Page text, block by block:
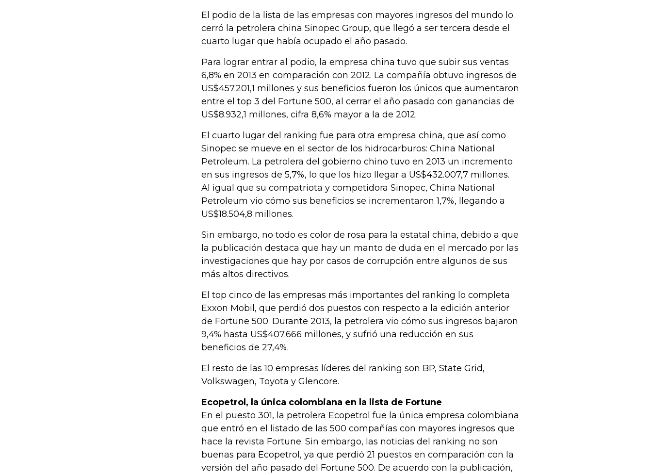
El podio de la lista de las empresas con mayores ingresos del mundo lo
cerró la petrolera china Sinopec Group, que llegó a ser tercera desde el
cuarto lugar que había ocupado el año pasado.
Para lograr entrar al podio, la empresa china tuvo que subir sus ventas
6,8% en 2013 en comparación con 2012. La compañía obtuvo ingresos de
US$457.201,1 millones y sus beneficios fueron los únicos que aumentaron
entre el top 3 del Fortune 500, al cerrar el año pasado con ganancias de
US$8.932,1 millones, cifra 8,6% mayor a la de 2012.
El cuarto lugar del ranking fue para otra empresa china, que así como
Sinopec se mueve en el sector de los hidrocarburos: China National
Petroleum. La petrolera del gobierno chino tuvo en 2013 un incremento
en sus ingresos de 5,7%, lo que los hizo llegar a US$432.007,7 millones.
Al igual que su compatriota y competidora Sinopec, China National
Petroleum vio cómo sus beneficios se incrementaron 1,7%, llegando a
US$18.504,8 millones.
Sin embargo, no todo es color de rosa para la estatal china, debido a que
la publicación destaca que hay un manto de duda en el mercado por las
investigaciones que hay por casos de corrupción entre algunos de sus
más altos directivos.
El top cinco de las empresas más importantes del ranking lo completa
Exxon Mobil, que perdió dos puestos con respecto a la edición anterior
de Fortune 500. Durante 2013, la petrolera vio cómo sus ingresos bajaron
9,4% hasta US$407.666 millones, y sufrió una reducción en sus
beneficios de 27,4%.
El resto de las 10 empresas líderes del ranking son BP, State Grid,
Volkswagen, Toyota y Glencore.
Ecopetrol, la única colombiana en la lista de Fortune
En el puesto 301, la petrolera Ecopetrol fue la única empresa colombiana
que entró en el listado de las 500 compañías con mayores ingresos que
hace la revista Fortune. Sin embargo, las noticias del ranking no son
buenas para Ecopetrol, ya que perdió 21 puestos en comparación con la
versión del año pasado del Fortune 500. De acuerdo con la publicación,